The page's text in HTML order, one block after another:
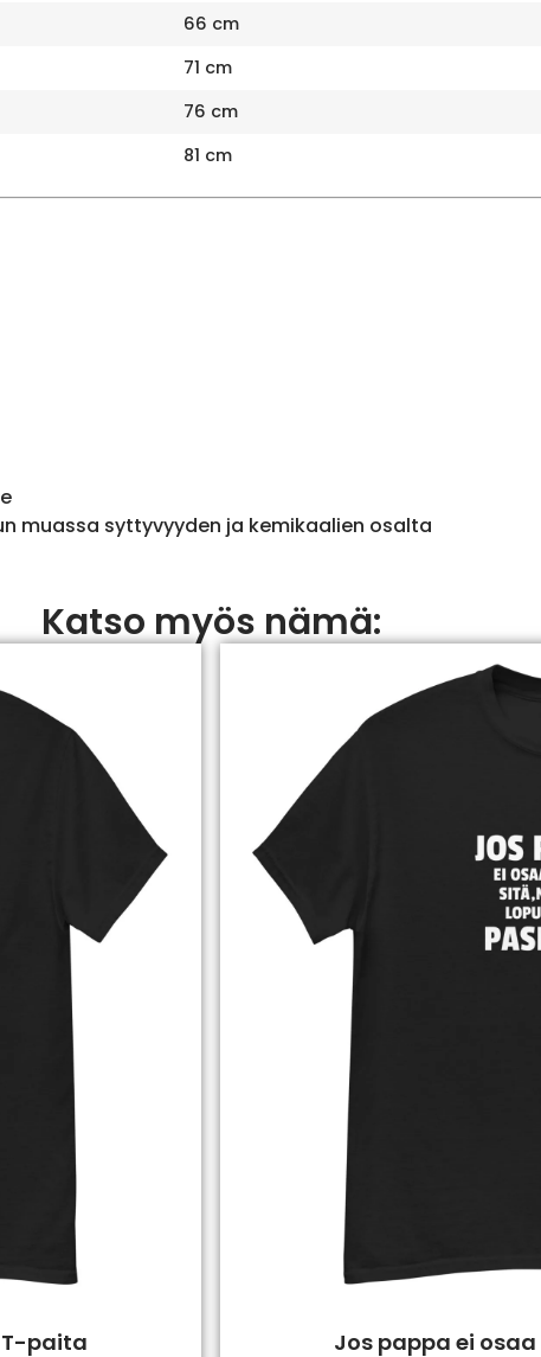
66 cm
71 cm
76 cm
81 cm
muassa syttyvyyden ja kemikaalien osalta
Katso myös nämä:
T-paita Jos pappa ei